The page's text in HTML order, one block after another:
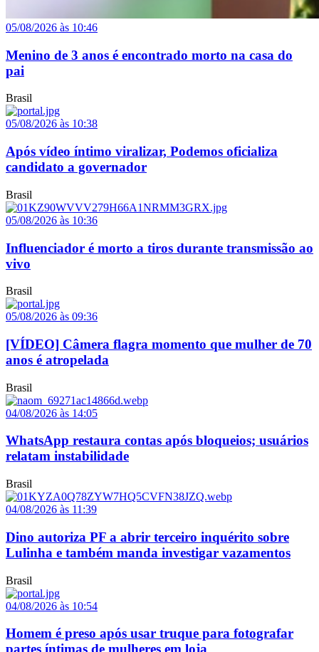
05/08/2026 às 10:46
Menino de 3 anos é encontrado morto na casa do
pai
Brasil
05/08/2026 às 10:38
Após vídeo íntimo viralizar, Podemos oficializa
candidato a governador
Brasil
05/08/2026 às 10:36
Influenciador é morto a tiros durante transmissão ao
vivo
Brasil
05/08/2026 às 09:36
[VÍDEO] Câmera flagra momento que mulher de 70
anos é atropelada
Brasil
04/08/2026 às 14:05
WhatsApp restaura contas após bloqueios; usuários
relatam instabilidade
Brasil
04/08/2026 às 11:39
Dino autoriza PF a abrir terceiro inquérito sobre
Lulinha e também manda investigar vazamentos
Brasil
04/08/2026 às 10:54
Homem é preso após usar truque para fotografar
partes íntimas de mulheres em loja